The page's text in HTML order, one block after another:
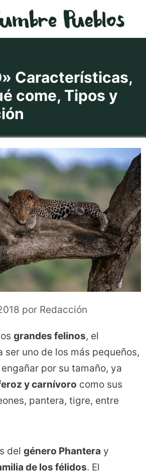
Características,
come, Tipos y
por Redacción
grandes felinos, el
ser uno de los más pequeños,
por su tamaño, ya
y carnívoro como sus
pantera, tigre, entre
del género Phantera y
de los félidos. El